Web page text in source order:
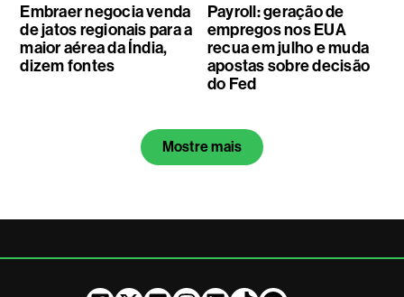
Embraer negocia venda
de jatos regionais para a
maior aérea da Índia,
dizem fontes
Payroll: geração de
empregos nos EUA
recua em julho e muda
apostas sobre decisão
do Fed
Mostre mais